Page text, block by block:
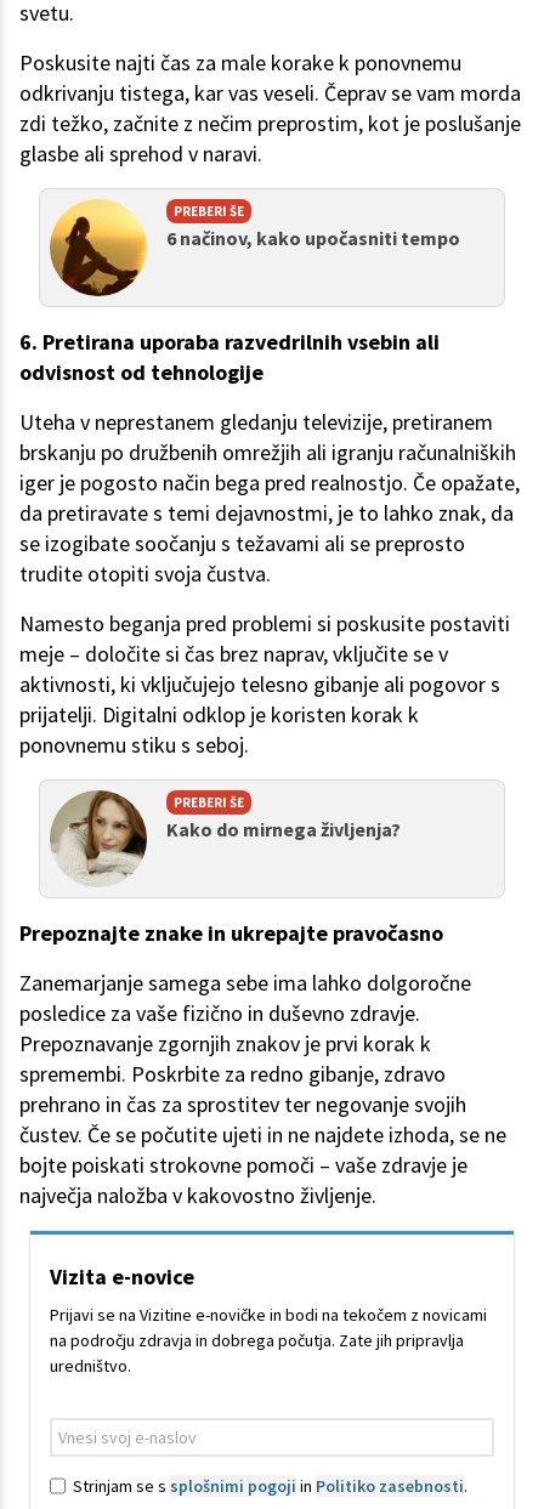
svetu.
Poskusite najti čas za male korake k ponovnemu
odkrivanju tistega, kar vas veseli. Čeprav se vam morda
zdi težko, začnite z nečim preprostim, kot je poslušanje
glasbe ali sprehod v naravi.
PREBERI ŠE
6 načinov, kako upočasniti tempo
6. Pretirana uporaba razvedrilnih vsebin ali
odvisnost od tehnologije
Uteha v neprestanem gledanju televizije, pretiranem
brskanju po družbenih omrežjih ali igranju računalniških
iger je pogosto način bega pred realnostjo. Če opažate,
da pretiravate s temi dejavnostmi, je to lahko znak, da
se izogibate soočanju s težavami ali se preprosto
trudite otopiti svoja čustva.
Namesto beganja pred problemi si poskusite postaviti
meje – določite si čas brez naprav, vključite se v
aktivnosti, ki vključujejo telesno gibanje ali pogovor s
prijatelji. Digitalni odklop je koristen korak k
ponovnemu stiku s seboj.
PREBERI ŠE
Kako do mirnega življenja?
Prepoznajte znake in ukrepajte pravočasno
Zanemarjanje samega sebe ima lahko dolgoročne
posledice za vaše fizično in duševno zdravje.
Prepoznavanje zgornjih znakov je prvi korak k
spremembi. Poskrbite za redno gibanje, zdravo
prehrano in čas za sprostitev ter negovanje svojih
čustev. Če se počutite ujeti in ne najdete izhoda, se ne
bojte poiskati strokovne pomoči – vaše zdravje je
največja naložba v kakovostno življenje.
Vizita e-novice
Prijavi se na Vizitine e-novičke in bodi na tekočem z novicami
na področju zdravja in dobrega počutja. Zate jih pripravlja
uredništvo.
Strinjam se s splošnimi pogoji in Politiko zasebnosti.